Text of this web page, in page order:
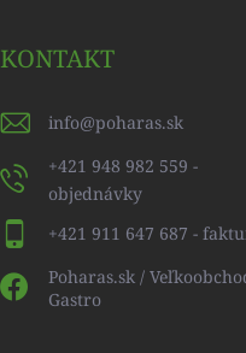
KONTAKT
info@poharas.sk
+421 948 982 559 -
objednávky
+421 911 647 687 -
Poharas.sk /
Gastro